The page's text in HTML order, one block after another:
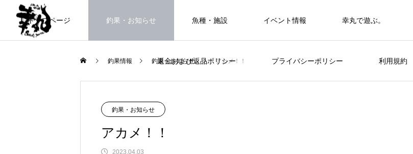
トップページ 釣果・お知らせ 魚種・施設 イベント情報 幸丸で遊ぶ。
返金および返品ポリシー プライバシーポリシー 利用規約
筏・カセ
釣果情報 釣果・お知らせ アカメ！！
釣果・お知らせ
アカメ！！
2023.04.03